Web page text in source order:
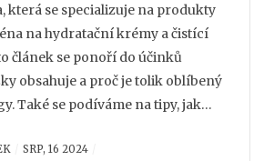
která se specializuje na produkty
na hydratační krémy a čistící
článek se ponoří do účinků
obsahuje a proč je tolik oblíbený
Také se podíváme na tipy, jak
SRP, 16 2024